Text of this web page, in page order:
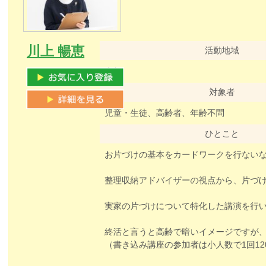
活動地域
東部
対象者
児童・生徒、高齢者、年齢不問
ひとこと
整理収納アドバイザーの視点から、片づけをすることで、たくさんのメリットがあること
実家の片づけについて特化した講演を行い
終活と言うと高齢で暗いイメージですが、年齢にかかわらず身の回りを整えることで、楽しい未来が送れることを実感できる、おしゃ
（書き込み講座の参加者は小人数で1回120分全2回の連続とな
川上 暢恵